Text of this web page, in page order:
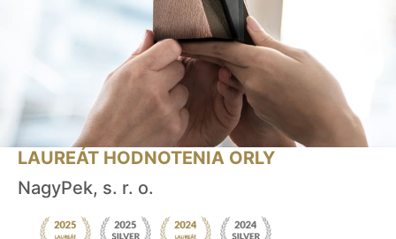
LAUREÁT HODNOTENIA ORLY
NagyPek, s. r. o.